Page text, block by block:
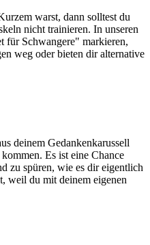
warst, dann solltest du
nicht trainieren. In unseren
für Schwangere" markieren,
weg oder bieten dir alternative
deinem Gedankenkarussell
Es ist eine Chance
zu spüren, wie es dir eigentlich
weil du mit deinem eigenen